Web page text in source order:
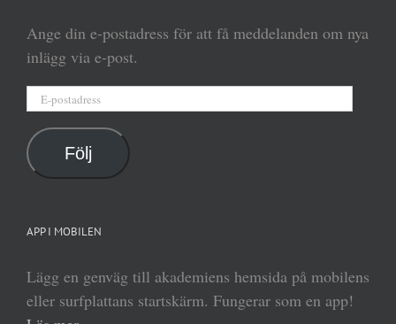
Ange din e-postadress för att få meddelanden om nya
inlägg via e-post.
Följ
APP I MOBILEN
Lägg en genväg till akademiens hemsida på mobilens
eller surfplattans startskärm. Fungerar som en app!